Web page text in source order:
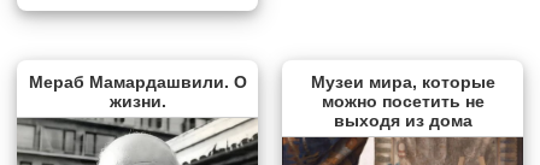
Мераб Мамардашвили. О
жизни.
Музеи мира, которые
можно посетить не
выходя из дома